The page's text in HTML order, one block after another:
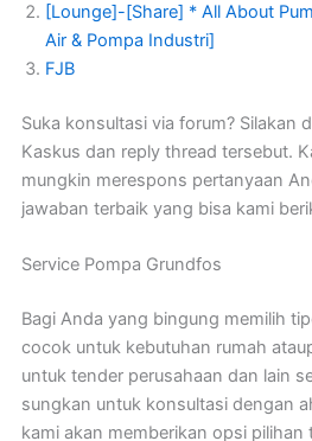
[Lounge]-[Share] * All About
Air & Pompa Industri]
FJB
Suka konsultasi via forum? Silakan
Kaskus dan reply thread tersebut.
mungkin merespons pertanyaan
jawaban terbaik yang bisa kami
Service Pompa Grundfos
Bagi Anda yang bingung memilih
cocok untuk kebutuhan rumah
untuk tender perusahaan dan lain
sungkan untuk konsultasi dengan
kami akan memberikan opsi pilihan